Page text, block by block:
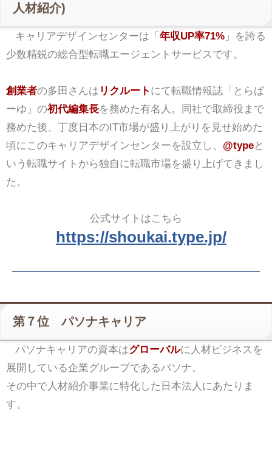
人材紹介)
キャリアデザインセンターは「 年収UP率71%」を誇る
少数精鋭の総合型転職エージェントサービスです。
創業者の多田さんは リクルート にて転職情報誌「とらば
ーゆ」の初代編集長を務めた有名人。同社で取締役まで
務めた後、丁度日本のIT市場が盛り上がりを見せ始めた
頃にこのキャリアデザインセンターを設立し、 @typeと
いう転職サイトから独自に転職市場を盛り上げてきまし
た。
公式サイトはこちら
https://shoukai.type.jp/
第７位 パソナキャリア
パソナキャリアの資本はグローバルに人材ビジネスを
展開している企業グループであるパソナ。
その中で人材紹介事業に特化した日本法人にあたりま
す。